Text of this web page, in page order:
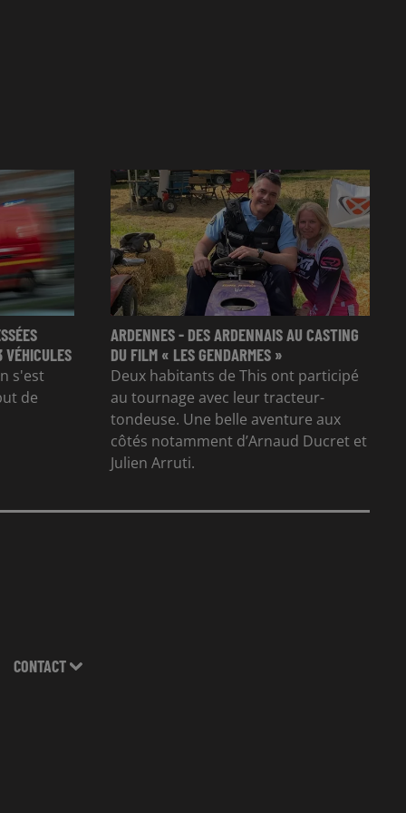
VÉHICULES
s'est
de
ARDENNES - DES ARDENNAIS AU CASTING
DU FILM « LES GENDARMES »
Deux habitants de This ont participé
au tournage avec leur tracteur-
tondeuse. Une belle aventure aux
côtés notamment d’Arnaud Ducret et
Julien Arruti.
CONTACT